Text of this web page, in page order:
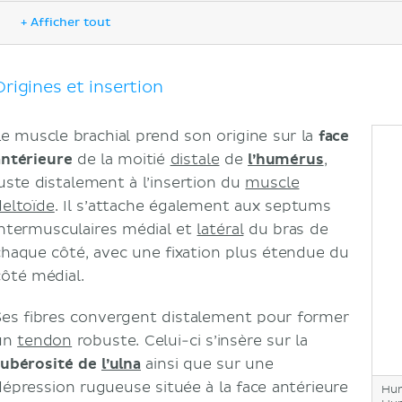
Innervation
Notes cliniques
Sources
+ Afficher tout
et insertion
muscle brachial prend son origine sur la face
de la moitié distale de l’humérus,
distalement à l’insertion du muscle
. Il s’attache également aux septums
médial et latéraldu bras de
côté, avec une fixation plus étendue du
médial.
fibres convergent distalement pour former
tendon robuste. Celui-ci s’insère sur la
de l’ulna ainsi que sur une
rugueuse située à la face antérieure